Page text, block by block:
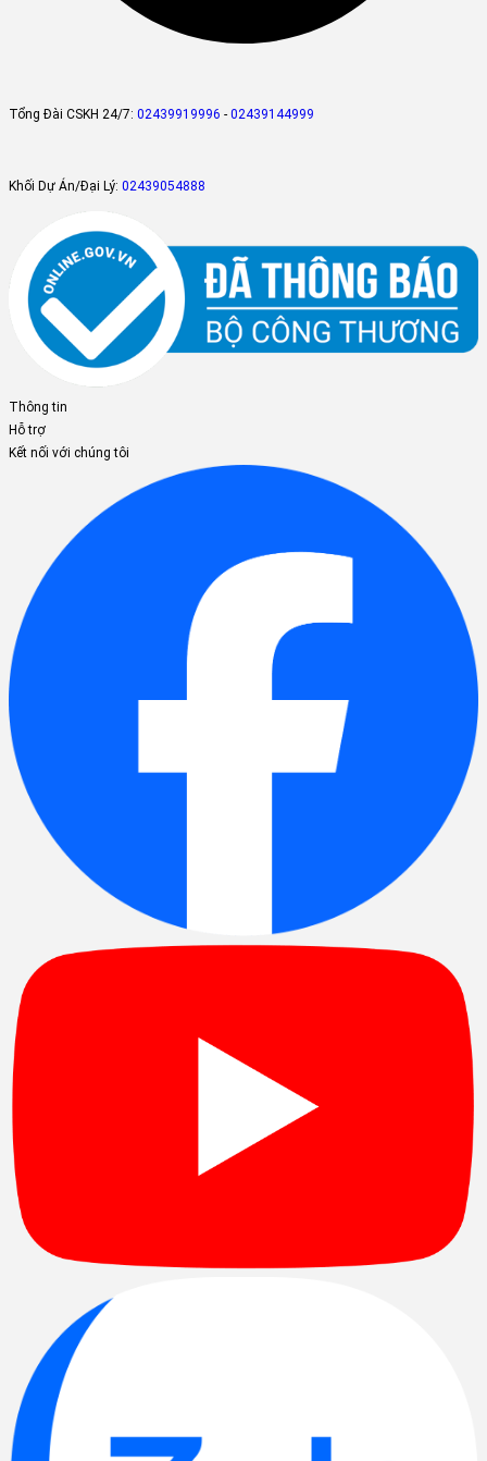
Tổng Đài CSKH 24/7: 02439919996 - 02439144999
Khối Dự Án/Đại Lý: 02439054888
Thông tin
Hỗ trợ
Kết nối với chúng tôi